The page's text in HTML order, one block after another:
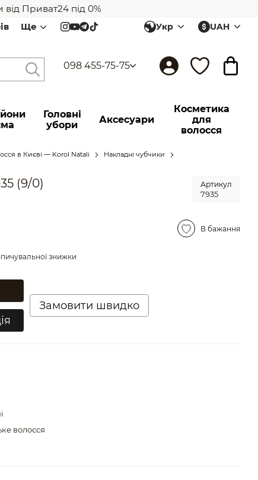
Приват24 під 0%
Ще Укр UAH
098 455-75-75
Головні
убори
Аксесуари
Косметика
для
волосся
в Києві — Korol Natali
Накладні чубчики
(9/0) Артикул
7935
В бажання
знижки
Замовити швидко
волосся